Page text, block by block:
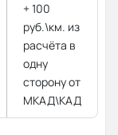
+ 100
руб.\км. из
расчёта в
одну
сторону от
МКАД\КАД